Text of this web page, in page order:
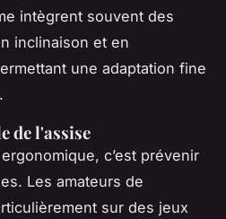
intègrent souvent des
inclinaison et en
une adaptation fine
de l'assise
c’est prévenir
Les amateurs de
sur des jeux